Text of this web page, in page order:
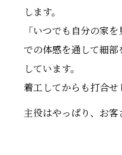
します。
「いつでも自分の家
での体感を通して細
しています。
着工してからも打合せ
主役はやっぱり、お客